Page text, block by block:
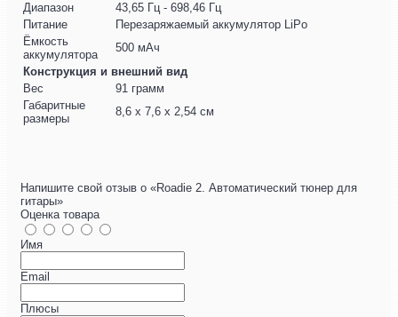
Диапазон
43,65 Гц - 698,46 Гц
Питание
Перезаряжаемый аккумулятор LiPo
Ёмкость
аккумулятора
500 мАч
Конструкция и внешний вид
Вес
91 грамм
Габаритные
размеры
8,6 х 7,6 х 2,54 см
Напишите свой отзыв о «Roadie 2. Автоматический тюнер для
гитары»
Оценка товара
Имя
Email
Плюсы